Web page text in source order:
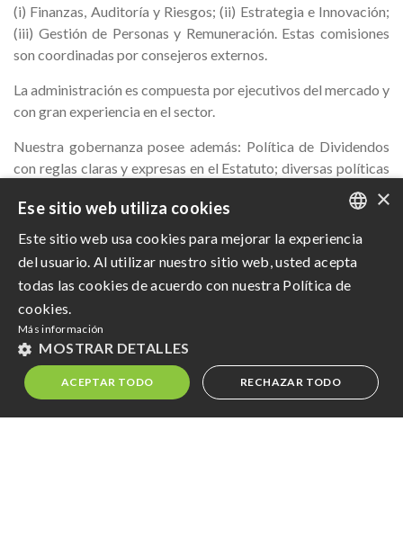
(i) Finanzas, Auditoría y Riesgos; (ii) Estrategia e Innovación;
(iii) Gestión de Personas y Remuneración. Estas comisiones
son coordinadas por consejeros externos.
La administración es compuesta por ejecutivos del mercado y
con gran experiencia en el sector.
Nuestra gobernanza posee además: Política de Dividendos
con reglas claras y expresas en el Estatuto; diversas políticas
de gestión y de negocios, con enfoque en los procesos y
gestión de riesgos; auditoría y controles internos.
Hagaclic aquípara el Consejo Administrativo de Zilor.
Hagaclic aquípara la Dirección de Zilor.
PORTUGUESE
ENGLISH
×
Ese sitio web utiliza cookies
Este sitio web usa cookies para mejorar la experiencia
del usuario. Al utilizar nuestro sitio web, usted acepta
todas las cookies de acuerdo con nuestra Política de
cookies.
Más información
MOSTRAR DETALLES
ACEPTAR TODO RECHAZAR TODO